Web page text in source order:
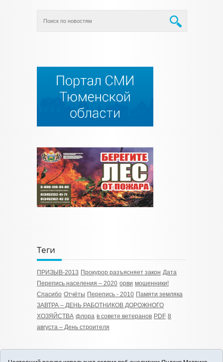
Теги
ПРИЗЫВ-2013 Прокурор разъясняет закон Дата
Перепись населения – 2020 орви мошенники!
Спасибо Отчёты Перепись - 2010 Памяти земляка
ЗАВТРА – ДЕНЬ РАБОТНИКОВ ДОРОЖНОГО
ХОЗЯЙСТВА флора в совете ветеранов PDF 8
августа – День строителя